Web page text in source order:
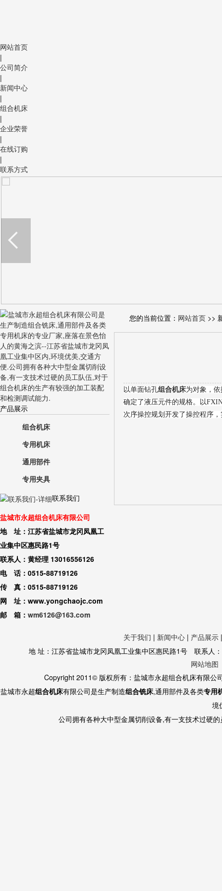
网站首页
|
公司简介
|
新闻中心
|
组合机床
|
企业荣誉
|
在线订购
|
联系方式
产品展示
组合机床
专用机床
通用部件
专用夹具
联系我们
盐城市永超组合机床有限公司
地 址：江苏省盐城市龙冈凤凰工
业集中区惠民路1号
联系人：黄经理 13016556126
电 话：0515-88719126
传 真：0515-88719126
网 址：www.yongchaojc.com
邮 箱： wm6126@163.com
您的当前位置： 网站首页 >>
以单面钻孔组合机床为对象，
确定了液压元件的规格。以
次序操控规划开发了操控程序
关于我们 | 新闻中心 | 产品展示
地 址：江苏省盐城市龙冈凤凰工业集中区惠民路1号 联系
网站地图
Copyright 2011© 版权所有：盐城市永超组合机床有限
盐城市永超组合机床有限公司是生产制造组合铣床,通用部件及各类专用
境
公司拥有各种大中型金属切削设备,有一支技术过硬